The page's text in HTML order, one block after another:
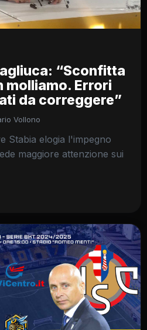
“Sconfitta
molliamo. Errori
da correggere”
Vollono
Stabia elogia l'impegno
maggiore attenzione sui